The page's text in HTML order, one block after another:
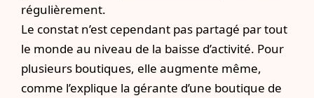
régulièrement.
Le constat n’est cependant pas partagé par tout
le monde au niveau de la baisse d’activité. Pour
plusieurs boutiques, elle augmente même,
comme l’explique la gérante d’une boutique de